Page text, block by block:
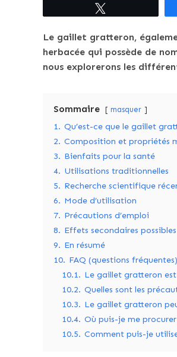
Le gaillet gratteron,
herbacée qui possède de
nous explorerons les
Sommaire masquer
1. Qu’est-ce que le gaillet
2. Composition et propriétés
3. Bienfaits pour la santé
4. Utilisations traditionnelles
5. Recherche scientifique
6. Mode d’utilisation
7. Précautions d’emploi
8. Effets secondaires possibles
9. En résumé
10. FAQ (questions fréquentes)
10.1. Le gaillet gratteron
10.2. Quelles sont les
10.3. Le gaillet gratteron
10.4. Où puis-je me
10.5. Comment puis-je